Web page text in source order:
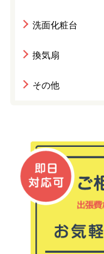
洗面化粧台
換気扇
その他